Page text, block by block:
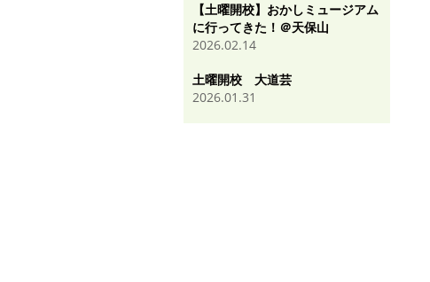
【土曜開校】おかしミュージアム
に行ってきた！＠天保山
2026.02.14
土曜開校 大道芸
2026.01.31